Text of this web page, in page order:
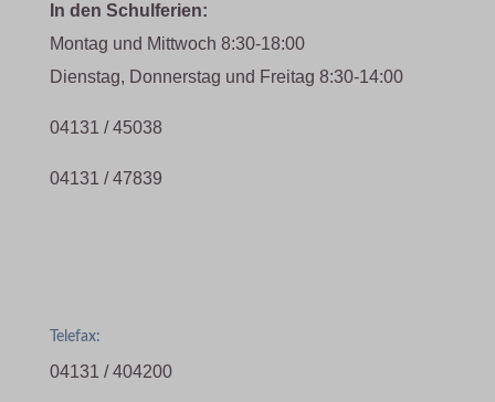
In den Schulferien:
Montag und Mittwoch 8:30-18:00
Dienstag, Donnerstag und Freitag 8:30-14:00
04131 / 45038
04131 / 47839
Telefax:
04131 / 404200